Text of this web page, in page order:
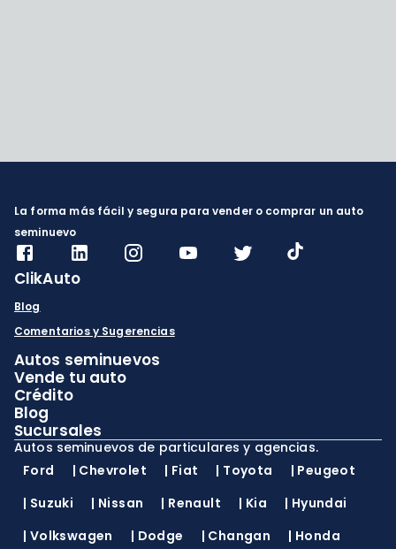
La forma más fácil y segura para vender o comprar un auto
seminuevo
ClikAuto
Blog
Comentarios y Sugerencias
Autos seminuevos
Vende tu auto
Crédito
Blog
Sucursales
Autos seminuevos de particulares y agencias.
Ford
| Chevrolet | Fiat | Toyota | Peugeot
| Suzuki | Nissan | Renault | Kia | Hyundai
| Volkswagen | Dodge | Changan | Honda